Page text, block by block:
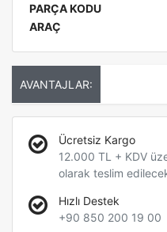
PARÇA KODU
ARAÇ
AVANTAJLAR:
Ücretsiz Kargo
12.000 TL + KDV
olarak teslim
Hızlı Destek
+90 850 200 19 00